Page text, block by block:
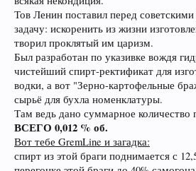
Тов Ленин поставил перед
задачу: искоренить из жизни
творил проклятый им царизм.
Был разработан по указивке вождя
чистейший спирт-ректификат для
водки, а вот "Зерно-картофельные
сырьё для бухла номенклатуры.
Там ведь дано суммарное количество
ВСЕГО 0,012 % об.
Вот тебе GremLine и загадка:
спирт из этой браги поднимается с